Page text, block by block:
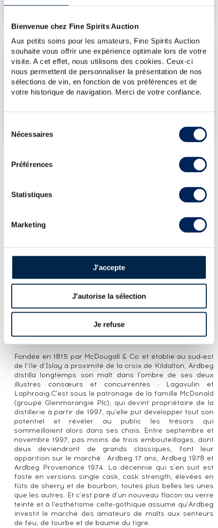
Bienvenue chez Fine Spirits Auction
Aux petits soins pour les amateurs, Fine Spirits Auction
souhaite vous offrir une expérience optimale lors de votre
visite. A cet effet, nous utilisons des cookies. Ceux-ci
nous permettent de personnaliser la présentation de nos
sélections de vin, en fonction de vos préférences et de
votre historique de navigation. Merci de votre confiance.
Nécessaires
Préférences
Statistiques
Marketing
J'accepte
J'autorise la sélection
Je refuse
LES DERNIÈRES ADJUDICATIONS
12/06/2026
476€
VOUS POSSÉDEZ
ARDBEG 10 YEARS OF. MÓR THE ULTIMATE
(4.5L)
LA CUVÉE
engendre l'interruption de cette édition dans les années
1990 et il faut attendre 2000, après le rachat par
Glenmorangie en 1997, pour qu'il retrouve sa place dans
la gamme, une place qu'il n'a plus quittée depuis.
LA DISTILLERIE ARDBEG
Ecosse, Islay. Distillerie en production. Propriétaires :
LVMH - Diageo
Fondée en 1815 par McDougall & Co. et établie au sud-est
de l'île d'Islay à proximité de la croix de Kildalton, Ardbeg
distilla longtemps son malt dans l'ombre de ses deux
illustres consœurs et concurrentes : Lagavulin et
Laphroaig.C'est sous le patronage de la famille McDonald
(groupe Glenmorangie Plc), qui devint propriétaire de la
distillerie à partir de 1997, qu'elle put développer tout son
potentiel et révéler au public les trésors qui
sommeillaient alors dans ses chais. Entre septembre et
novembre 1997, pas moins de trois embouteillages, dont
deux deviendront de grands classiques, font leur
apparition sur le marché : Ardbeg 17 ans, Ardbeg 1978 et
Ardbeg Provenance 1974. La décennie qui s'en suit est
faste en versions single cask, cask strength, élevées en
fûts de sherry et de bourbon, toutes plus belles les unes
que les autres. Et c'est paré d'un nouveau flacon au verre
teinté et à l'esthétisme celte-gothique assumé qu'Ardbeg
investit le marché des amateurs de malts aux senteurs
de feu, de tourbe et de baume du tigre.